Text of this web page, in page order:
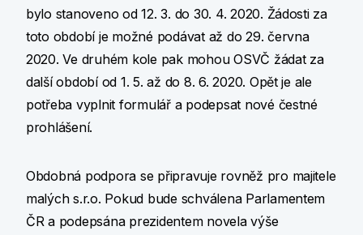
bylo stanoveno od 12. 3. do 30. 4. 2020. Žádosti za
toto období je možné podávat až do 29. června
2020. Ve druhém kole pak mohou OSVČ žádat za
další období od 1. 5. až do 8. 6. 2020. Opět je ale
potřeba vyplnit formulář a podepsat nové čestné
prohlášení.
Obdobná podpora se připravuje rovněž pro majitele
malých s.r.o. Pokud bude schválena Parlamentem
ČR a podepsána prezidentem novela výše